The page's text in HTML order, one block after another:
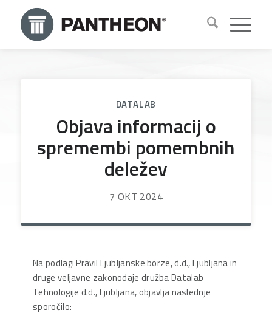
DATALAB
Objava informacij o
spremembi pomembnih
deležev
7 OKT 2024
Na podlagi Pravil Ljubljanske borze, d.d., Ljubljana in
druge veljavne zakonodaje družba Datalab
Tehnologije d.d., Ljubljana, objavlja naslednje
sporočilo: